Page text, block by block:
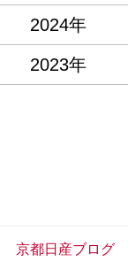
2024年
2023年
京都日産ブログ